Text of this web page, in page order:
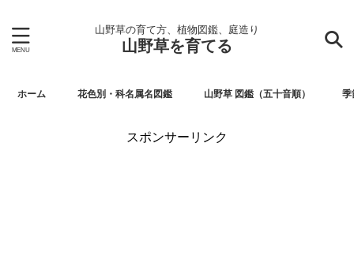
山野草の育て方、植物図鑑、庭造り
山野草を育てる
ホーム 花色別・科名属名図鑑 山野草 図鑑（五十音順） 季
スポンサーリンク